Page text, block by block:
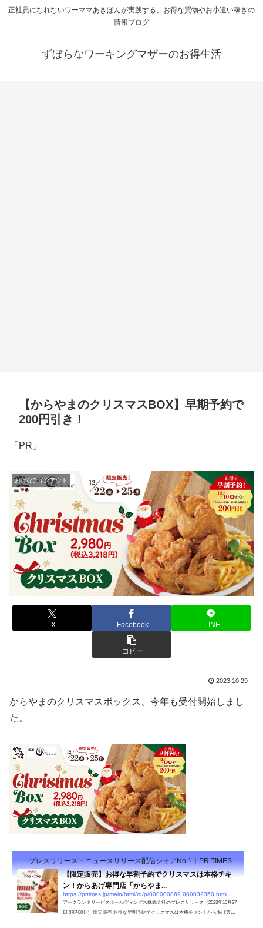
正社員になれないワーママあきぽんが実践する、お得な買物やお小遣い稼ぎの
情報ブログ
ずぼらなワーキングマザーのお得生活
【からやまのクリスマスBOX】早期予約で
200円引き！
「PR」
お得なテイクアウト
X Facebook LINE
コピー
2023.10.29
からやまのクリスマスボックス、今年も受付開始しまし
た。
プレスリリース・ニュースリリース配信シェアNo.1｜PR TIMES
【限定販売】お得な早割予約でクリスマスは本格チキ
ン！からあげ専門店「からやま...
https://prtimes.jp/main/html/rd/p/000000869.000032350.html
アークランドサービスホールディングス株式会社のプレスリリース（2023年10月27
日 07時00分） 限定販売 お得な早割予約でクリスマスは本格チキン！からあげ専門